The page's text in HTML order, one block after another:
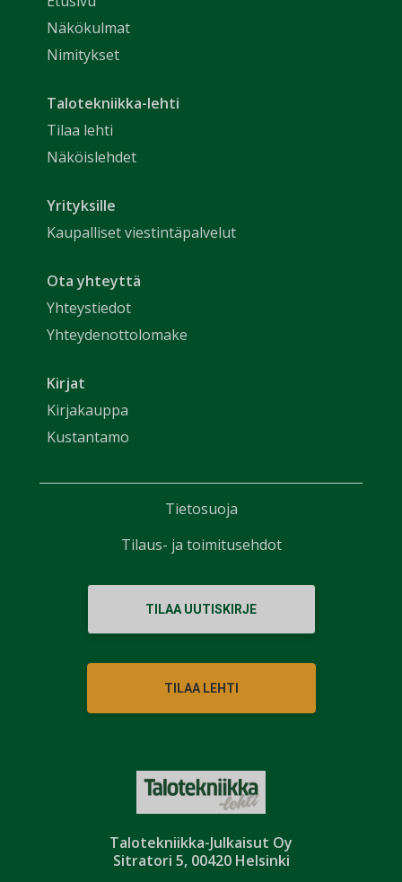
Talotekniikka-Julkaisut Oy
Sitratori 5, 00420 Helsinki
Näkökulmat
Nimitykset
Talotekniikka-lehti
Tilaa lehti
Näköislehdet
Yrityksille
Kaupalliset viestintäpalvelut
Ota yhteyttä
Yhteystiedot
Yhteydenottolomake
Kirjat
Kirjakauppa
Kustantamo
TILAA UUTISKIRJE
TILAA LEHTI
Tietosuoja
Tilaus- ja toimitusehdot